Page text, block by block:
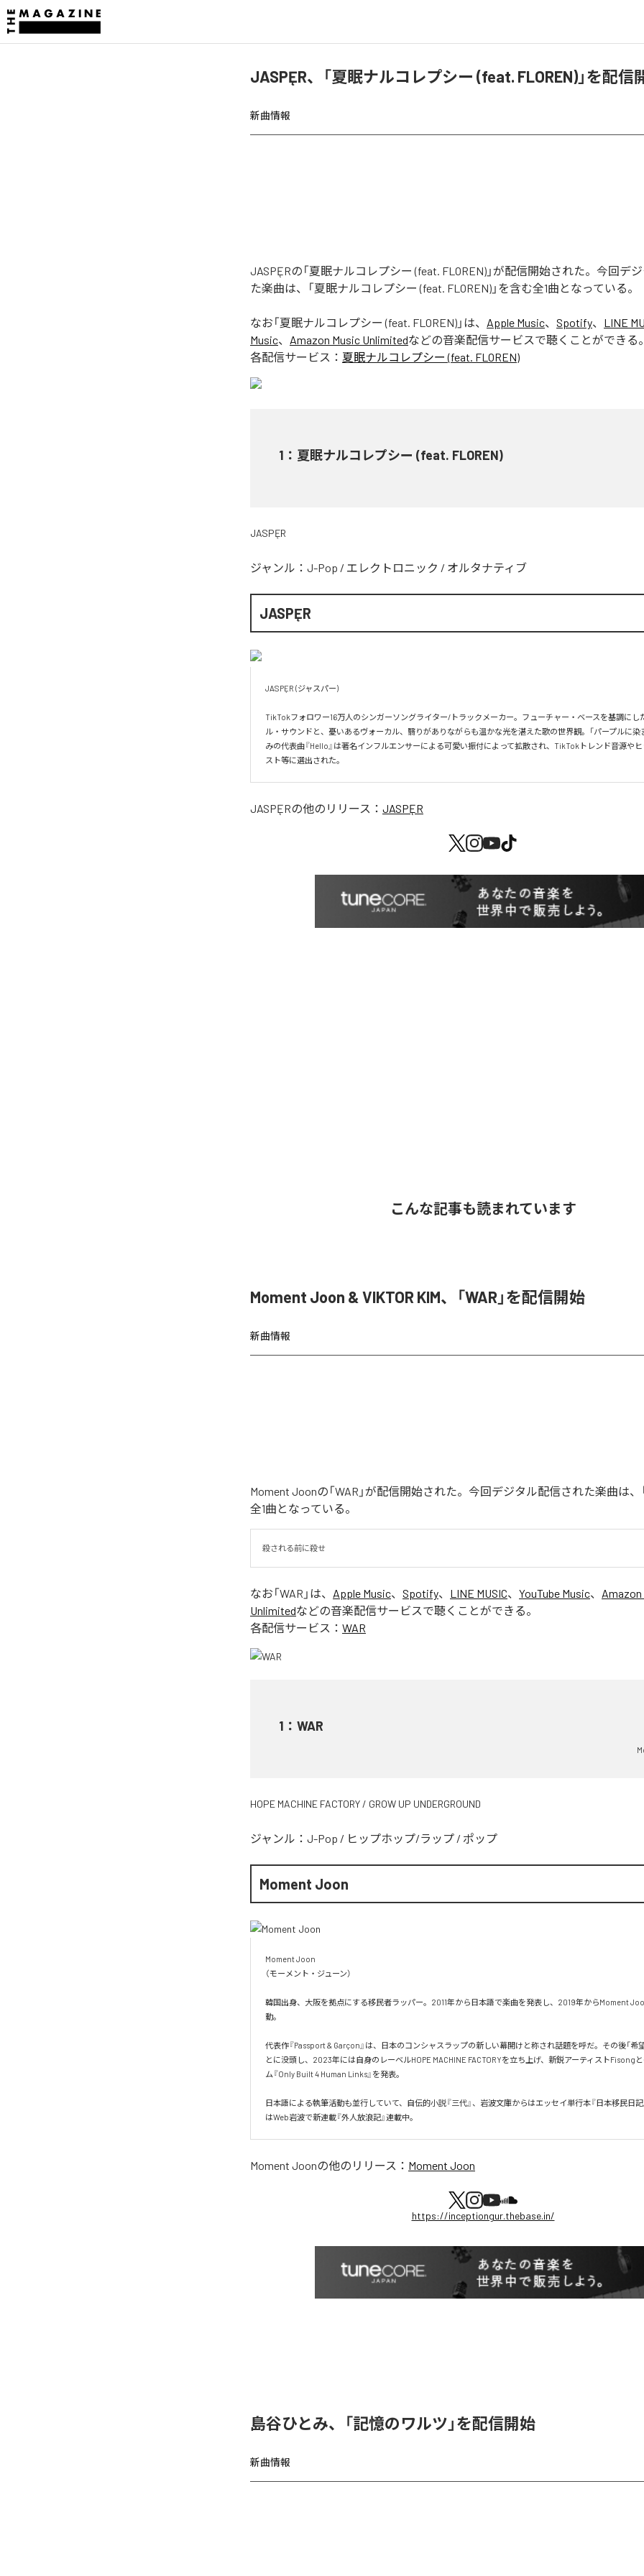
JASPĘR、「夏眠ナルコレプシー (feat. FLOREN)」を配信
新曲情報
JASPĘRの「夏眠ナルコレプシー (feat. FLOREN)」が配信開始された。今回デ
た楽曲は、「夏眠ナルコレプシー (feat. FLOREN)」を含む全1曲となっている。
なお「夏眠ナルコレプシー (feat. FLOREN) 」は、 Apple Music、 Spotify、 LINE
Music、 Amazon Music Unlimitedなどの音楽配信サービスで聴くことができる。
各配信サービス： 夏眠ナルコレプシー (feat. FLOREN)
1 ： 夏眠ナルコレプシー (feat. FLOREN)
JASPĘR
ジャンル： J-Pop / エレクトロニック / オルタナティブ
JASPĘR
JASPĘR (ジャスパー)
TikTokフォロワー16万人のシンガーソングライター/トラックメーカー。フューチャー・ベースを基調にし
ル・サウンドと、憂いあるヴォーカル、翳りがありながらも温かな光を湛えた歌の世界観。「パープルに染
みの代表曲『Hello』は著名インフルエンサーによる可愛い振付によって拡散され、TikTokトレンド音源やヒ
スト等に選出された。
JASPĘRの他のリリース： JASPĘR
こんな記事も読まれています
Moment Joon & VIKTOR KIM、「WAR」を配信開始
新曲情報
Moment Joonの「WAR」が配信開始された。今回デジタル配信された楽曲は、
全1曲となっている。
殺される前に殺せ
なお「WAR 」は、 Apple Music、 Spotify、 LINE MUSIC、 YouTube Music、
Unlimitedなどの音楽配信サービスで聴くことができる。
各配信サービス： WAR
1 ： WAR
HOPE MACHINE FACTORY / GROW UP UNDERGROUND
ジャンル： J-Pop / ヒップホップ/ラップ / ポップ
Moment Joon
Moment Joon
（モーメント・ジューン）
韓国出身、大阪を拠点にする移民者ラッパー。2011年から日本語で楽曲を発表し、2019年からMoment
動。
代表作『Passport & Garçon』は、日本のコンシャスラップの新しい幕開けと称され話題を呼だ。その後「希
とに没頭し、2023年には自身のレーベルHOPE MACHINE FACTORYを立ち上げ、新鋭アーティストFisong
ム『Only Built 4 Human Links』を発表。
日本語による執筆活動も並行していて、自伝的小説『三代』、岩波文庫からはエッセイ単行本『日本移民日
はWeb岩波で新連載『外人放浪記』連載中。
Moment Joonの他のリリース： Moment Joon
https://inceptiongur.thebase.in/
島谷ひとみ、「記憶のワルツ」を配信開始
新曲情報